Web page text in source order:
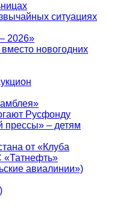
ситуациях
2026»
вместо новогодних
Русфонду
прессы» – детям
от «Клуба
«Татнефть»
авиалинии»)